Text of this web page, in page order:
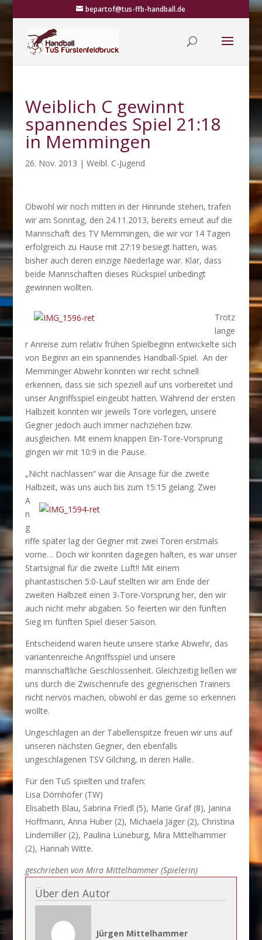
bepartof@tus-ffb-handball.de
Weiblich C gewinnt
spannendes Spiel 21:18
in Memmingen
26. Nov. 2013 | Weibl. C-Jugend
Obwohl wir noch mitten in der Hinrunde stehen, trafen
wir am Sonntag, den 24.11.2013, bereits erneut auf die
Mannschaft des TV Memmingen, die wir vor 14 Tagen
erfolgreich zu Hause mit 27:19 besiegt hatten, was
bisher auch deren einzige Niederlage war. Klar, dass
beide Mannschaften dieses Rückspiel unbedingt
gewinnen wollten.
Trotz
lange
r Anreise zum relativ frühen Spielbeginn entwickelte sich
von Beginn an ein spannendes Handball-Spiel. An der
Memminger Abwehr konnten wir recht schnell
erkennen, dass sie sich speziell auf uns vorbereitet und
unser Angriffsspiel eingeübt hatten. Während der ersten
Halbzeit konnten wir jeweils Tore vorlegen, unsere
Gegner jedoch auch immer nachziehen bzw.
ausgleichen. Mit einem knappen Ein-Tore-Vorsprung
gingen wir mit 10:9 in die Pause.
„Nicht nachlassen“ war die Ansage für die zweite
Halbzeit, was uns auch bis zum 15:15 gelang. Zwei
A
n
g
riffe später lag der Gegner mit zwei Toren erstmals
vorne… Doch wir konnten dagegen halten, es war unser
Startsignal für die zweite Luft!! Mit einem
phantastischen 5:0-Lauf stellten wir am Ende der
zweiten Halbzeit einen 3-Tore-Vorsprung her, den wir
auch nicht mehr abgaben. So feierten wir den fünften
Sieg im fünften Spiel dieser Saison.
Entscheidend waren heute unsere starke Abwehr, das
variantenreiche Angriffsspiel und unsere
mannschaftliche Geschlossenheit. Gleichzeitig ließen wir
uns durch die Zwischenrufe des gegnerischen Trainers
nicht nervös machen, obwohl er das gerne so erkennen
wollte.
Ungeschlagen an der Tabellenspitze freuen wir uns auf
unseren nächsten Gegner, den ebenfalls
ungeschlagenen TSV Gilching, in deren Halle.
Für den TuS spielten und trafen:
Lisa Dörnhöfer (TW)
Elisabeth Blau, Sabrina Friedl (5), Marie Graf (8), Janina
Hoffmann, Anna Huber (2), Michaela Jäger (2), Christina
Lindemiller (2), Paulina Lüneburg, Mira Mittelhammer
(2), Hannah Witte.
geschrieben von Mira Mittelhammer (Spielerin)
Über den Autor
Jürgen Mittelhammer